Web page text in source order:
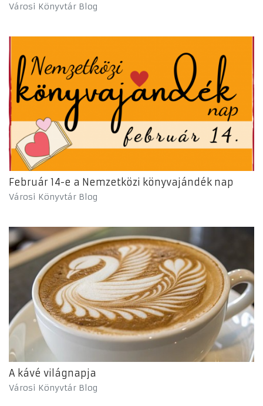
Városi Könyvtár Blog
Február 14-e a Nemzetközi könyvajándék nap
Városi Könyvtár Blog
A kávé világnapja
Városi Könyvtár Blog